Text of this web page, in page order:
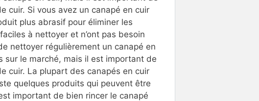
cuir. Si vous avez un canapé en cuir
plus abrasif pour éliminer les
à nettoyer et n’ont pas besoin
nettoyer régulièrement un canapé en
le marché, mais il est important de
cuir. La plupart des canapés en cuir
quelques produits qui peuvent être
important de bien rincer le canapé